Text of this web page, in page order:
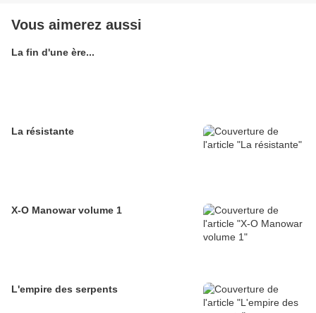
Vous aimerez aussi
La fin d'une ère...
La résistante
X-O Manowar volume 1
L'empire des serpents